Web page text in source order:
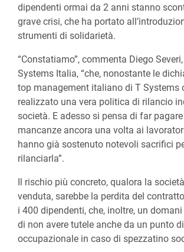
dipendenti ormai da 2 anni stanno
grave crisi, che ha portato
strumenti di solidarietà.
“Constatiamo”, commenta Diego
Systems Italia, “che, nonostante le
top management italiano di T Systems
realizzato una vera politica di rilancio
società. E adesso si pensa di far
mancanze ancora una volta ai
hanno già sostenuto notevoli sacrifici
rilanciarla”.
Il rischio più concreto, qualora la
venduta, sarebbe la perdita del
i 400 dipendenti, che, inoltre, un
di non avere tutele anche da un punto
occupazionale in caso di spezzatino